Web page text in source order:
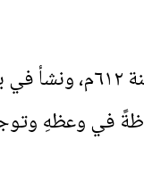
وُلِدَ القدّيس
في وعظهِ